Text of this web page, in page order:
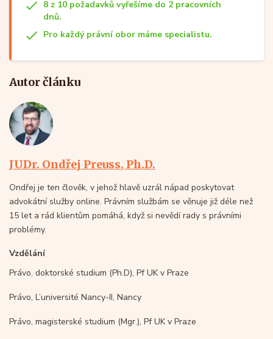
8 z 10 požadavků vyřešíme do 2 pracovních
dnů.
Pro každý právní obor máme specialistu.
Autor článku
JUDr. Ondřej Preuss, Ph.D.
Ondřej je ten člověk, v jehož hlavě uzrál nápad poskytovat
advokátní služby online. Právním službám se věnuje již déle než
15 let a rád klientům pomáhá, když si nevědí rady s právními
problémy.
Vzdělání
Právo, doktorské studium (Ph.D), Pf UK v Praze
Právo, L’université Nancy-II, Nancy
Právo, magisterské studium (Mgr.), Pf UK v Praze